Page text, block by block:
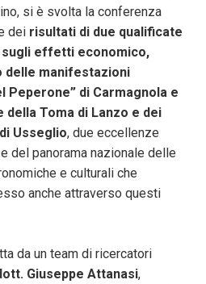
si è svolta la conferenza
dei risultati di due qualificate
effetti economico,
manifestazioni
Peperone” di Carmagnola e
della Toma di Lanzo e dei
Usseglio, due eccellenze
del panorama nazionale delle
e culturali che
anche attraverso questi
da un team di ricercatori
Giuseppe Attanasi,